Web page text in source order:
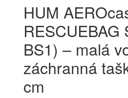
HUM
RESCUEBAG
BS1) – malá
záchranná
cm